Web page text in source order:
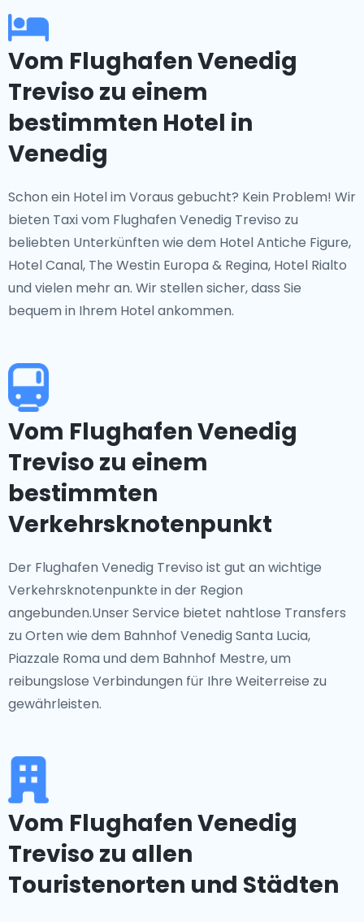
Vom Flughafen Venedig
Treviso zu einem
bestimmten Hotel in
Venedig
Schon ein Hotel im Voraus gebucht? Kein Problem! Wir
bieten Taxi vom Flughafen Venedig Treviso zu
beliebten Unterkünften wie dem Hotel Antiche Figure,
Hotel Canal, The Westin Europa & Regina, Hotel Rialto
und vielen mehr an. Wir stellen sicher, dass Sie
bequem in Ihrem Hotel ankommen.
Vom Flughafen Venedig
Treviso zu einem
bestimmten
Verkehrsknotenpunkt
Der Flughafen Venedig Treviso ist gut an wichtige
Verkehrsknotenpunkte in der Region
angebunden.Unser Service bietet nahtlose Transfers
zu Orten wie dem Bahnhof Venedig Santa Lucia,
Piazzale Roma und dem Bahnhof Mestre, um
reibungslose Verbindungen für Ihre Weiterreise zu
gewährleisten.
Vom Flughafen Venedig
Treviso zu allen
Touristenorten und Städten